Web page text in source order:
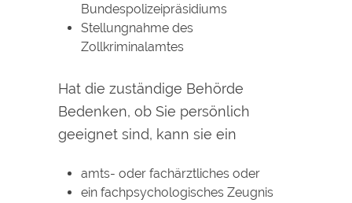
Bundespolizeipräsidiums
Stellungnahme des
Zollkriminalamtes
Hat die zuständige Behörde
Bedenken, ob Sie persönlich
geeignet sind, kann sie ein
amts- oder fachärztliches oder
ein fachpsychologisches Zeugnis